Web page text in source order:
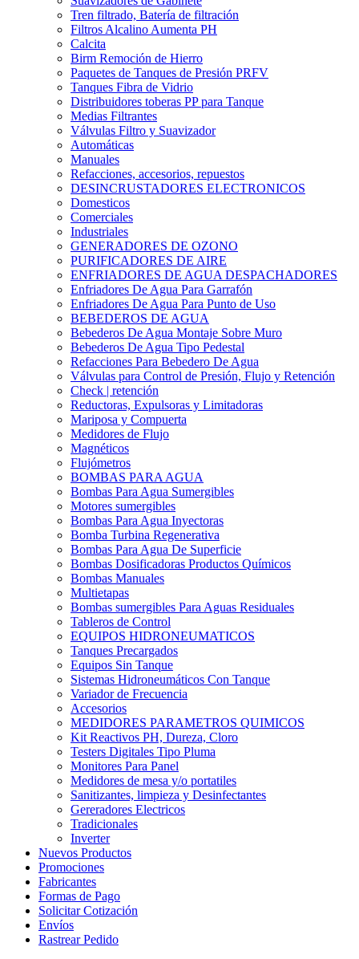
Tren filtrado, Batería de filtración
Filtros Alcalino Aumenta PH
Calcita
Birm Remoción de Hierro
Paquetes de Tanques de Presión PRFV
Tanques Fibra de Vidrio
Distribuidores toberas PP para Tanque
Medias Filtrantes
Válvulas Filtro y Suavizador
Automáticas
Manuales
Refacciones, accesorios, repuestos
DESINCRUSTADORES ELECTRONICOS
Domesticos
Comerciales
Industriales
GENERADORES DE OZONO
PURIFICADORES DE AIRE
ENFRIADORES DE AGUA DESPACHADORES
Enfriadores De Agua Para Garrafón
Enfriadores De Agua Para Punto de Uso
BEBEDEROS DE AGUA
Bebederos De Agua Montaje Sobre Muro
Bebederos De Agua Tipo Pedestal
Refacciones Para Bebedero De Agua
Válvulas para Control de Presión, Flujo y Retención
Check | retención
Reductoras, Expulsoras y Limitadoras
Mariposa y Compuerta
Medidores de Flujo
Magnéticos
Flujómetros
BOMBAS PARA AGUA
Bombas Para Agua Sumergibles
Motores sumergibles
Bombas Para Agua Inyectoras
Bomba Turbina Regenerativa
Bombas Para Agua De Superficie
Bombas Dosificadoras Productos Químicos
Bombas Manuales
Multietapas
Bombas sumergibles Para Aguas Residuales
Tableros de Control
EQUIPOS HIDRONEUMATICOS
Tanques Precargados
Equipos Sin Tanque
Sistemas Hidroneumáticos Con Tanque
Variador de Frecuencia
Accesorios
MEDIDORES PARAMETROS QUIMICOS
Kit Reactivos PH, Dureza, Cloro
Testers Digitales Tipo Pluma
Monitores Para Panel
Medidores de mesa y/o portatiles
Sanitizantes, limpieza y Desinfectantes
Gereradores Electricos
Tradicionales
Inverter
Nuevos Productos
Promociones
Fabricantes
Formas de Pago
Solicitar Cotización
Envíos
Rastrear Pedido